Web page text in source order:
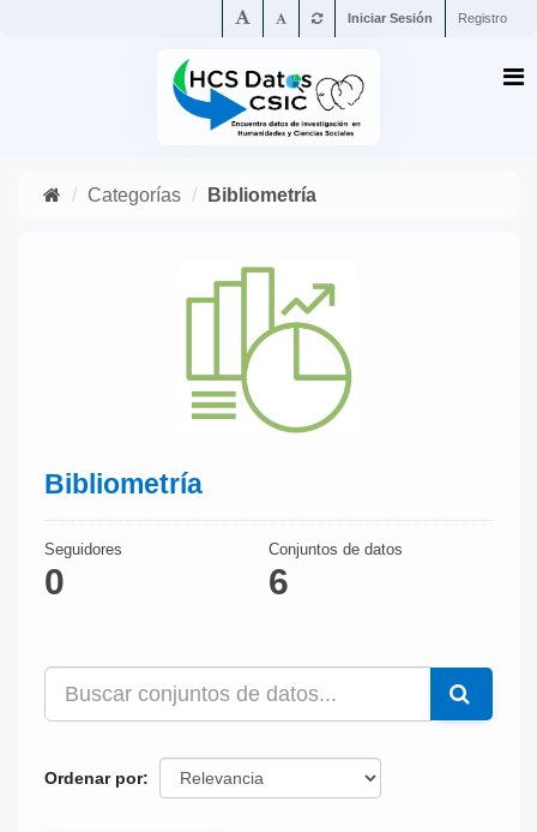
Iniciar Sesión Registro
Categorías Bibliometría
Bibliometría
Seguidores
0
Conjuntos de datos
6
Ordenar por